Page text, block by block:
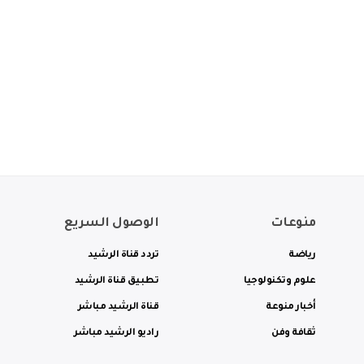
منوعات
رياضة
علوم وتكنولوجيا
أخبار منوعة
ثقافة وفن
الوصول السريع
تردد قناة الرشيد
تطبيق قناة الرشيد
قناة الرشيد مباشر
راديو الرشيد مباشر